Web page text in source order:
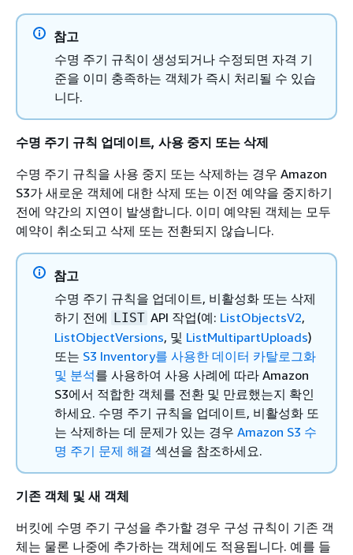
참고
수명 주기 규칙이 생성되거나 수정되면 자격 기
준을 이미 충족하는 객체가 즉시 처리될 수 있습
니다.
수명 주기 규칙 업데이트, 사용 중지 또는 삭제
수명 주기 규칙을 사용 중지 또는 삭제하는 경우 Amazon
S3가 새로운 객체에 대한 삭제 또는 이전 예약을 중지하기
전에 약간의 지연이 발생합니다. 이미 예약된 객체는 모두
예약이 취소되고 삭제 또는 전환되지 않습니다.
참고
수명 주기 규칙을 업데이트, 비활성화 또는 삭제
하기 전에 LIST API 작업(예: ListObjectsV2,
ListObjectVersions, 및 ListMultipartUploads)
또는 S3 Inventory를 사용한 데이터 카탈로그화
및 분석를 사용하여 사용 사례에 따라 Amazon
S3에서 적합한 객체를 전환 및 만료했는지 확인
하세요. 수명 주기 규칙을 업데이트, 비활성화 또
는 삭제하는 데 문제가 있는 경우 Amazon S3 수
명 주기 문제 해결 섹션을 참조하세요.
기존 객체 및 새 객체
버킷에 수명 주기 구성을 추가할 경우 구성 규칙이 기존 객
체는 물론 나중에 추가하는 객체에도 적용됩니다. 예를 들